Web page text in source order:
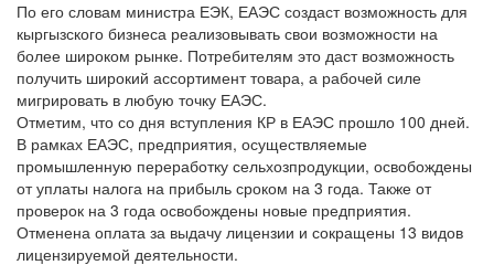
По его словам министра ЕЭК, ЕАЭС создаст возможность для
кыргызского бизнеса реализовывать свои возможности на
более широком рынке. Потребителям это даст возможность
получить широкий ассортимент товара, а рабочей силе
мигрировать в любую точку ЕАЭС.
Отметим, что со дня вступления КР в ЕАЭС прошло 100 дней.
В рамках ЕАЭС, предприятия, осуществляемые
промышленную переработку сельхозпродукции, освобождены
от уплаты налога на прибыль сроком на 3 года. Также от
проверок на 3 года освобождены новые предприятия.
Отменена оплата за выдачу лицензии и сокращены 13 видов
лицензируемой деятельности.